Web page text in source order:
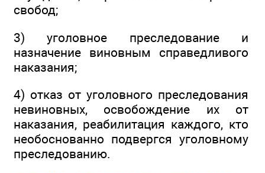
свобод;
3) уголовное преследование и
назначение виновным справедливого
наказания;
4) отказ от уголовного преследования
невиновных, освобождение их от
наказания, реабилитация каждого, кто
необоснованно подвергся уголовному
преследованию.